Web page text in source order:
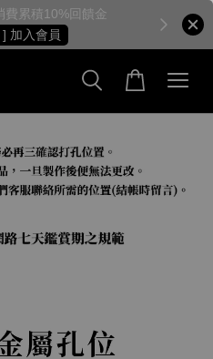
費累積10%回饋金
加入會員